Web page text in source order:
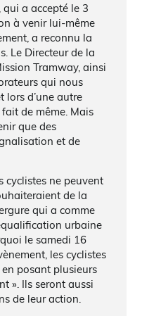
a accepté le 3
à venir lui-même
a reconnu la
Le Directeur de la
Tramway, ainsi
qui nous
lors d’une autre
de même. Mais
que des
et de
cyclistes ne peuvent
de la
qui a comme
urbaine
le samedi 16
les cyclistes
posant plusieurs
». Ils seront aussi
de leur action.